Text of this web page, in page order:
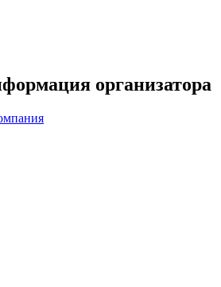
организатора